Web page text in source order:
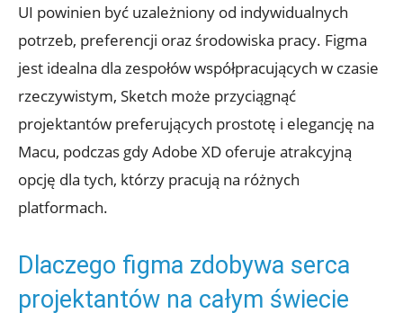
⁢UI ​powinien​ być​ uzależniony od ⁤indywidualnych
potrzeb,‌ preferencji oraz środowiska‌ pracy. Figma
jest idealna dla ‌zespołów współpracujących w czasie
rzeczywistym, Sketch może przyciągnąć
‍projektantów preferujących⁤ prostotę i elegancję na
Macu, podczas gdy ‌Adobe XD oferuje atrakcyjną
‌opcję dla tych, którzy ⁢pracują na różnych
platformach.
Dlaczego figma ​zdobywa serca
projektantów ⁤na ‌całym świecie